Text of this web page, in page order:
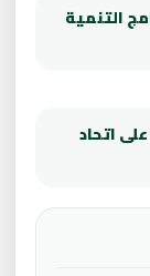
التنمية
اتحاد